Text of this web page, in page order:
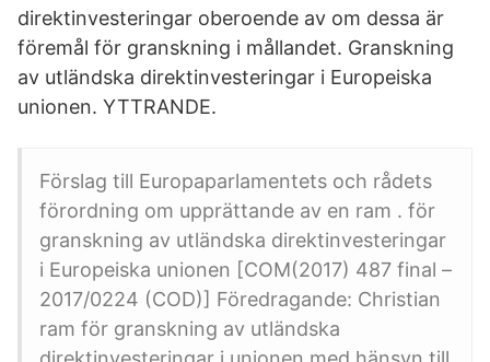
direktinvesteringar oberoende av om dessa är
föremål för granskning i mållandet. Granskning
av utländska direktinvesteringar i Europeiska
unionen. YTTRANDE.
Förslag till Europaparlamentets och rådets
förordning om upprättande av en ram . för
granskning av utländska direktinvesteringar
i Europeiska unionen [COM(2017) 487 final –
2017/0224 (COD)] Föredragande: Christian
ram för granskning av utländska